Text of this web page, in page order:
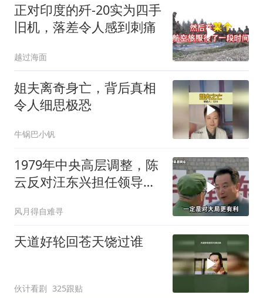
正对印度的歼-20实为四手
旧机，落差令人感到刺痛
越过海面
姐夫离奇身亡，背后真相
令人细思极恐
牛锅巴小钒
1979年中央高层调整，陈
云反对汪东兴担任领导职
风月得自难寻
天道好轮回苍天饶过谁
伙计看剧 325跟贴